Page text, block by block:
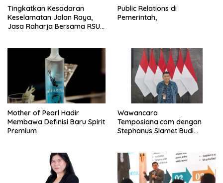
Tingkatkan Kesadaran
Keselamatan Jalan Raya,
Jasa Raharja Bersama RSU
Komprehensif di Jagakarsa
Public Relations di
Pemerintah,
Mother of Pearl Hadir
Membawa Definisi Baru Spirit
Premium
Wawancara
Temposiana.com dengan
Stephanus Slamet Budi